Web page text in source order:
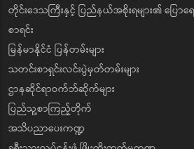
တိုင်းဒေသကြီးနှင့် ပြည်နယ်အစိုးရများ၏ ပြော
စာရင်း
မြန်မာနိုင်ငံ ပြန်တမ်းများ
သတင်းစာရှင်းလင်းပွဲမှတ်တမ်းများ
ဌာနဆိုင်ရာဝက်ဘ်ဆိုက်များ
ပြည်သူ့စာကြည့်တိုက်
အသိပညာပေးကဏ္ဍ